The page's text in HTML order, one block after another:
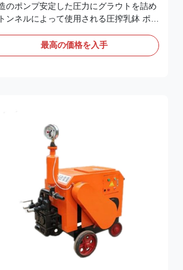
のポンプ安定した圧力にグラウトを詰め
ンネルによって使用される圧搾乳鉢 ポン
を詰める圧搾乳鉢の配管方法:管の正しい
ことおよび整理は失敗なしのポンプ乳鉢
けられていなければなり容易なローディン
のためにおよび荷を下すことおよび維持簡
にアクセスできる場所に取付けられている
きである。3.横のセクションは30m以上時
鉢の沈殿物の分離を避ける...
最高の価格を入手